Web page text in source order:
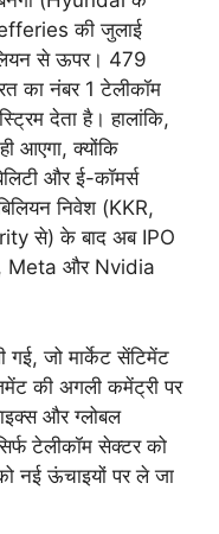
की जुलाई
से ऊपर। 479
का नंबर 1 टेलीकॉम
देता है। हालांकि,
आएगा, क्योंकि
और ई-कॉमर्स
निवेश (KKR,
से) के बाद अब IPO
Meta और Nvidia
जो मार्केट सेंटिमेंट
की अगली कमेंट्री पर
और ग्लोबल
टेलीकॉम सेक्टर को
नई ऊंचाइयों पर ले जा